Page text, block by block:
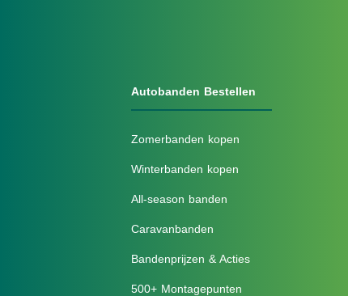
Autobanden Bestellen
Zomerbanden kopen
Winterbanden kopen
All-season banden
Caravanbanden
Bandenprijzen & Acties
500+ Montagepunten